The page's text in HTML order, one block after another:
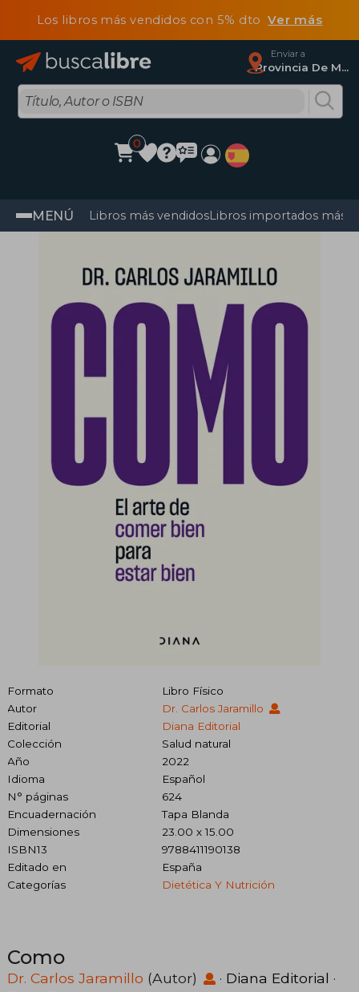
Los libros más vendidos con 5% dtoVer más
Enviar a
Provincia De Madrid
0
MENÚ Libros más vendidosLibros importados más
Formato
Libro Físico
Autor
Dr. Carlos Jaramillo
Editorial
Diana Editorial
Colección
Salud natural
Año
2022
Idioma
Español
N° páginas
624
Encuadernación
Tapa Blanda
Dimensiones
23.00 x 15.00
ISBN13
9788411190138
Editado en
España
Categorías
Dietética Y Nutrición
Como
Dr. Carlos Jaramillo (Autor) · Diana Editorial ·